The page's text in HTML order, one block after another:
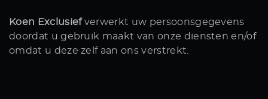
HOME
AANBOD
Koen Exclusiefverwerkt uw persoonsgegevens
doordat u gebruik maakt van onze diensten en/of
omdat u deze zelf aan ons verstrekt.